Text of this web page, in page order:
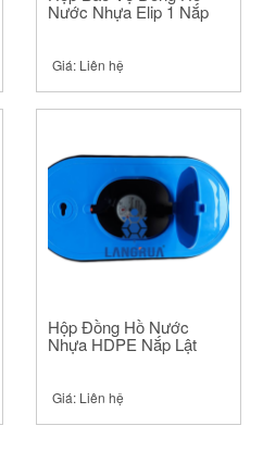
Nước Nhựa Elip 1 Nắp
Giá: Liên hệ
Hộp Đồng Hồ Nước
Nhựa HDPE Nắp Lật
Giá: Liên hệ